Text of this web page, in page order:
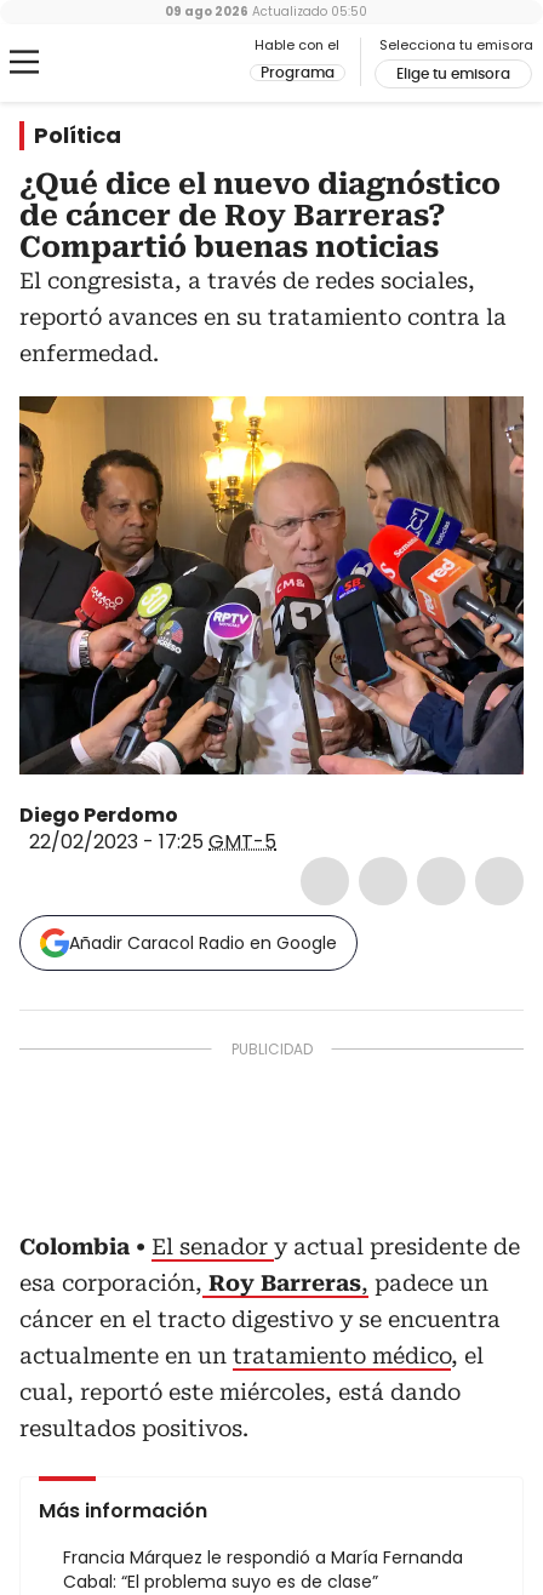
Hable con el
Programa
Selecciona tu emisora
Elige tu emisora
09 ago 2026 Actualizado 05:50
Política
¿Qué dice el nuevo diagnóstico
de cáncer de Roy Barreras?
Compartió buenas noticias
El congresista, a través de redes sociales,
reportó avances en su tratamiento contra la
enfermedad.
Diego Perdomo
22/02/2023 - 17:25GMT-5
Añadir Caracol Radio en Google
Colombia El senador y actual presidente de
esa corporación, Roy Barreras, padece un
cáncer en el tracto digestivo y se encuentra
actualmente en un tratamiento médico, el
cual, reportó este miércoles, está dando
resultados positivos.
Más información
Francia Márquez le respondió a María Fernanda
Cabal: “El problema suyo es de clase”